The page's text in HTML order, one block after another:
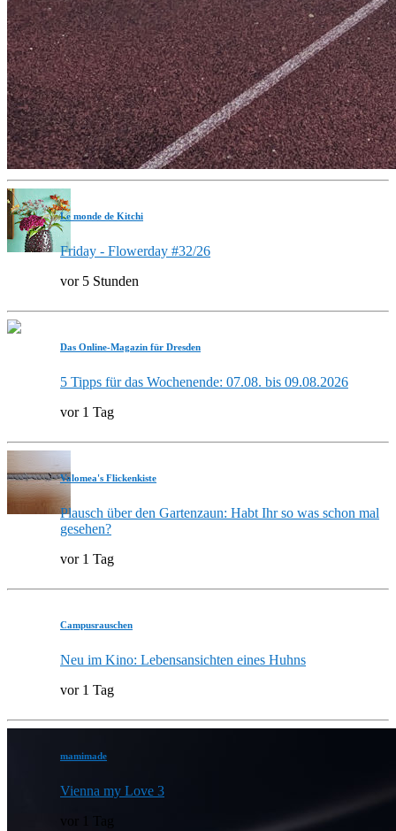
Le monde de Kitchi
Friday - Flowerday #32/26
vor 5 Stunden
Das Online-Magazin für Dresden
5 Tipps für das Wochenende: 07.08. bis 09.08.2026
vor 1 Tag
Valomea's Flickenkiste
Plausch über den Gartenzaun: Habt Ihr so was schon mal
gesehen?
vor 1 Tag
Campusrauschen
Neu im Kino: Lebensansichten eines Huhns
vor 1 Tag
mamimade
Vienna my Love 3
vor 1 Tag